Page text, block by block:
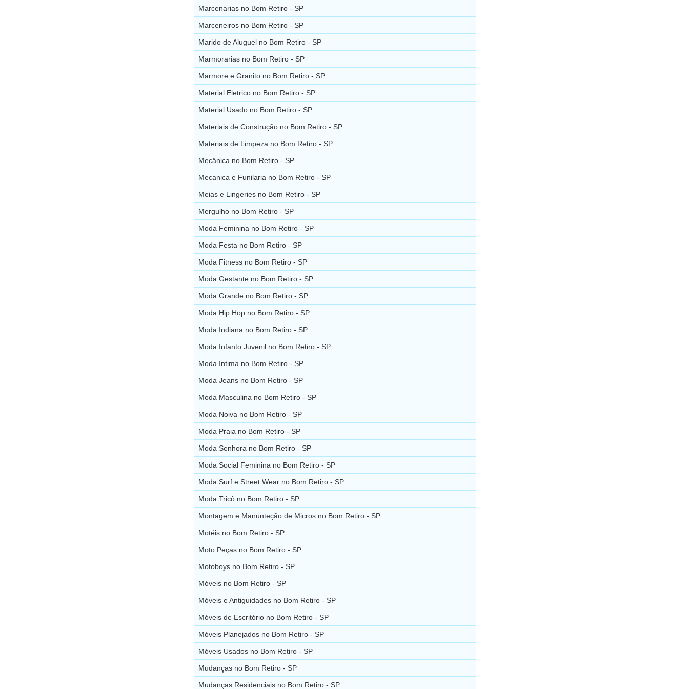
Marcenarias no Bom Retiro - SP
Marceneiros no Bom Retiro - SP
Marido de Aluguel no Bom Retiro - SP
Marmorarias no Bom Retiro - SP
Marmore e Granito no Bom Retiro - SP
Material Eletrico no Bom Retiro - SP
Material Usado no Bom Retiro - SP
Materiais de Construção no Bom Retiro - SP
Materiais de Limpeza no Bom Retiro - SP
Mecânica no Bom Retiro - SP
Mecanica e Funilaria no Bom Retiro - SP
Meias e Lingeries no Bom Retiro - SP
Mergulho no Bom Retiro - SP
Moda Feminina no Bom Retiro - SP
Moda Festa no Bom Retiro - SP
Moda Fitness no Bom Retiro - SP
Moda Gestante no Bom Retiro - SP
Moda Grande no Bom Retiro - SP
Moda Hip Hop no Bom Retiro - SP
Moda Indiana no Bom Retiro - SP
Moda Infanto Juvenil no Bom Retiro - SP
Moda íntima no Bom Retiro - SP
Moda Jeans no Bom Retiro - SP
Moda Masculina no Bom Retiro - SP
Moda Noiva no Bom Retiro - SP
Moda Praia no Bom Retiro - SP
Moda Senhora no Bom Retiro - SP
Moda Social Feminina no Bom Retiro - SP
Moda Surf e Street Wear no Bom Retiro - SP
Moda Tricô no Bom Retiro - SP
Montagem e Manunteção de Micros no Bom Retiro - SP
Motéis no Bom Retiro - SP
Moto Peças no Bom Retiro - SP
Motoboys no Bom Retiro - SP
Móveis no Bom Retiro - SP
Móveis e Antiguidades no Bom Retiro - SP
Móveis de Escritório no Bom Retiro - SP
Móveis Planejados no Bom Retiro - SP
Móveis Usados no Bom Retiro - SP
Mudanças no Bom Retiro - SP
Mudanças Residenciais no Bom Retiro - SP